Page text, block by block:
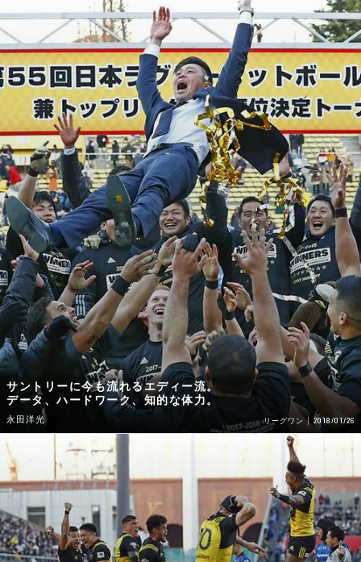
サントリーに今も流れるエディー流。
データ、ハードワーク、知的な体力。
永田洋光 リーグワン 2018/01/26